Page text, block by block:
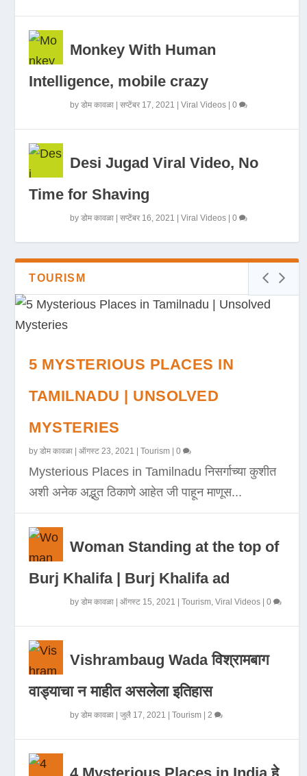
Monkey With Human
Intelligence, mobile crazy
byडोम कावळा |सप्टेंबर 17, 2021 |Viral Videos |0
Desi Jugad Viral Video, No
Time for Shaving
byडोम कावळा |सप्टेंबर 16, 2021 |Viral Videos |0
TOURISM
5 MYSTERIOUS PLACES IN
TAMILNADU | UNSOLVED
MYSTERIES
byडोम कावळा |ऑगस्ट 23, 2021 |Tourism |0
Mysterious Places in Tamilnadu निसर्गाच्या कुशीत
अशी अनेक अद्भुत ठिकाणे आहेत जी पाहून माणूस...
Woman Standing at the top of
Burj Khalifa | Burj Khalifa ad
byडोम कावळा |ऑगस्ट 15, 2021 |Tourism,Viral Videos |0
Vishrambaug Wada विश्रामबाग
वाड्याचा न माहीत असलेला इतिहास
byडोम कावळा |जुलै 17, 2021 |Tourism |2